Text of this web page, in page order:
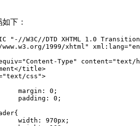
下：
"-//W3C//DTD XHTML 1.0
1999/xhtml " xml: lang="en
="Content-Type " content="text/
</title>
"text/css ">
margin : 0 ;
padding : 0 ;
{
width : 970px ;